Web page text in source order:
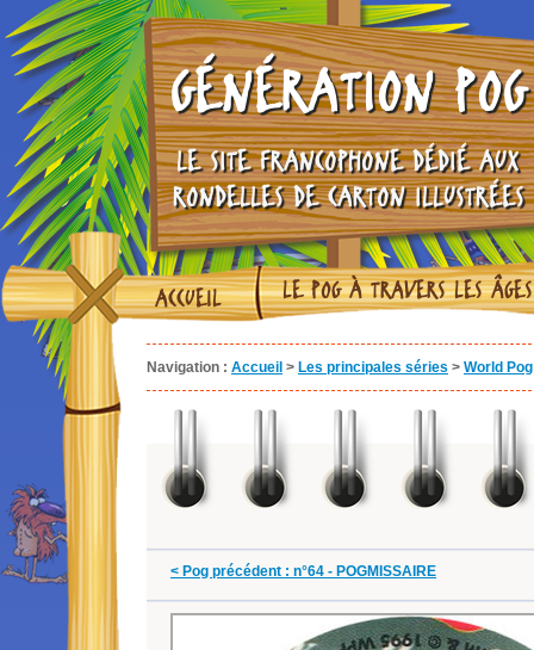
GÉNÉRATION POG
LE SITE FRANCOPHONE DÉDIÉ AUX
RONDELLES DE CARTON ILLUSTRÉES
ACCUEIL LE POG À TRAVERS LES ÂGES
Navigation : Accueil > Les principales séries > World
< Pog précédent : n°64 - POGMISSAIRE